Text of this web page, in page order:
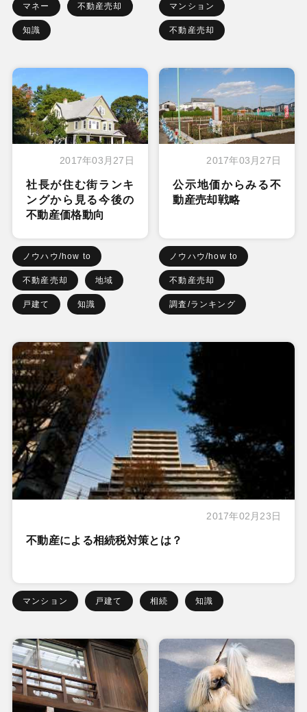
マネー 不動産売却
知識
マンション
不動産売却
2017年03月27日
社長が住む街ランキ
ングから見る今後の
不動産価格動向
ノウハウ/how to
不動産売却 地域
戸建て 知識
2017年03月27日
公示地価からみる不
動産売却戦略
ノウハウ/how to
不動産売却
調査/ランキング
2017年02月23日
不動産による相続税対策とは？
マンション 戸建て 相続 知識